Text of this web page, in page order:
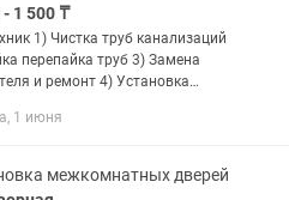
- 1 500 ₸
1) Чистка труб канализаций
перепайка труб 3) Замена
и ремонт 4) Установка
другое Обращайтесь
1 июня
межкомнатных дверей